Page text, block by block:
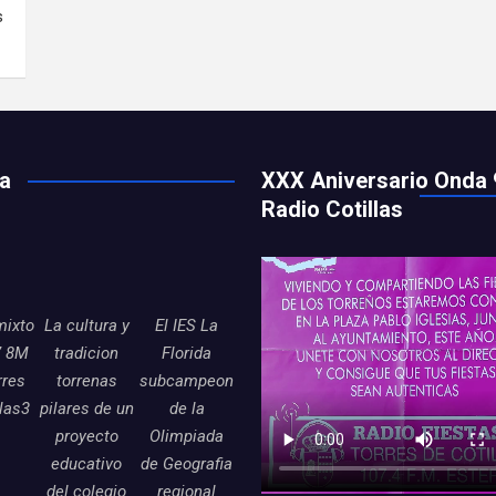
8M
La cultura y
tradicion
torrenas
pilares de un
proyecto
educativo
del colegio
El IES La
Florida
subcampeon
de la
Olimpiada
de Geografia
regional
XXX Aniversario Onda
Radio Cotillas